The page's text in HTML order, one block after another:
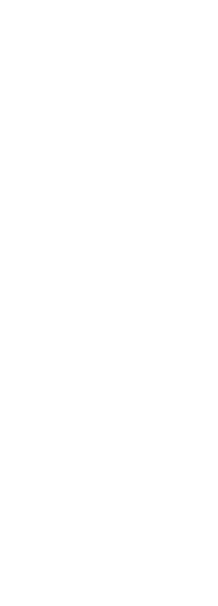
die Küche